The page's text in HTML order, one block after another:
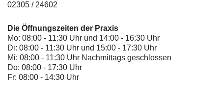
02305 / 24602
Die Öffnungszeiten der Praxis
Mo: 08:00 - 11:30 Uhr und 14:00 - 16:30 Uhr
Di: 08:00 - 11:30 Uhr und 15:00 - 17:30 Uhr
Mi: 08:00 - 11:30 Uhr Nachmittags geschlossen
Do: 08:00 - 17:30 Uhr
Fr: 08:00 - 14:30 Uhr